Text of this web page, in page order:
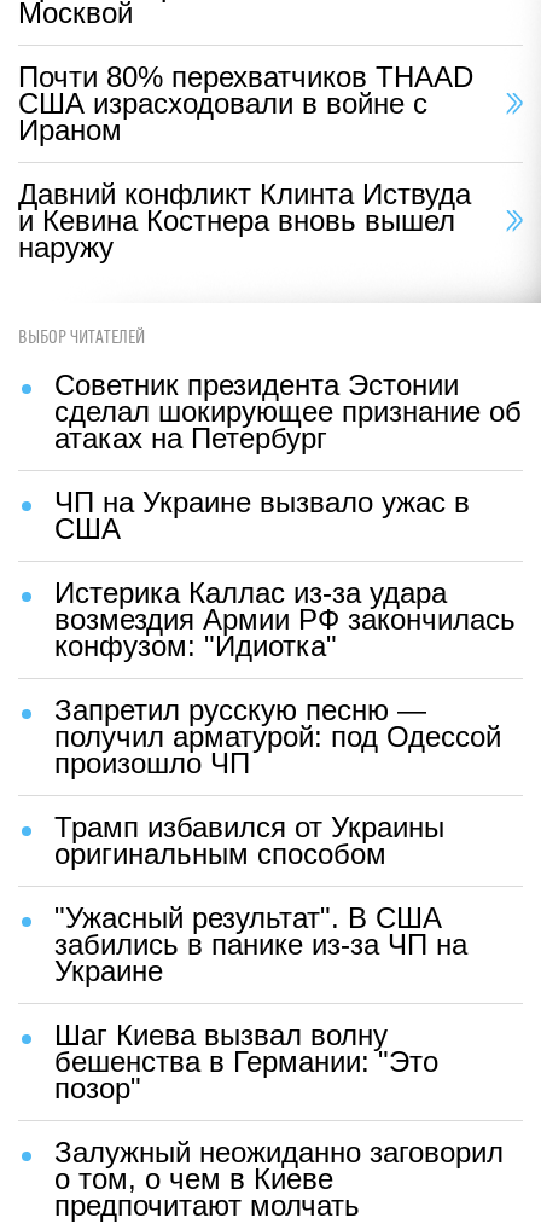
Москвой
Почти 80% перехватчиков THAAD
США израсходовали в войне с
Ираном
Давний конфликт Клинта Иствуда
и Кевина Костнера вновь вышел
наружу
ВЫБОР ЧИТАТЕЛЕЙ
Советник президента Эстонии
сделал шокирующее признание об
атаках на Петербург
ЧП на Украине вызвало ужас в
США
Истерика Каллас из-за удара
возмездия Армии РФ закончилась
конфузом: "Идиотка"
Запретил русскую песню —
получил арматурой: под Одессой
произошло ЧП
Трамп избавился от Украины
оригинальным способом
"Ужасный результат". В США
забились в панике из-за ЧП на
Украине
Шаг Киева вызвал волну
бешенства в Германии: "Это
позор"
Залужный неожиданно заговорил
о том, о чем в Киеве
предпочитают молчать